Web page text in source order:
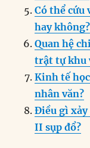
Có thể cứu
hay không?
Quan hệ
trật tự khu
Kinh tế
nhân văn?
Điều gì xảy
II sụp đổ?